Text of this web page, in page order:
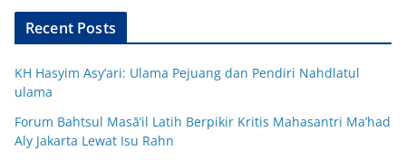
Recent Posts
KH Hasyim Asy’ari: Ulama Pejuang dan Pendiri Nahdlatul
ulama
Forum Bahtsul Masā’il Latih Berpikir Kritis Mahasantri Ma’had
Aly Jakarta Lewat Isu Rahn